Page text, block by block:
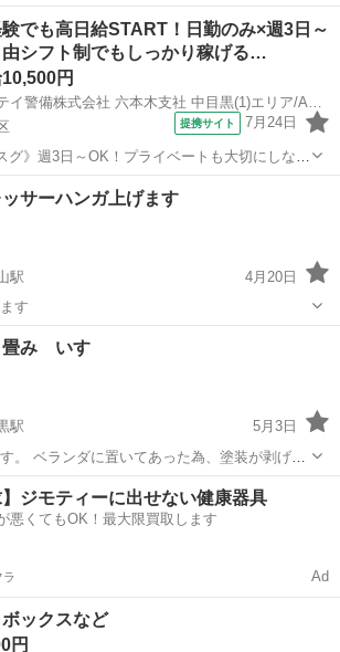
です。 本来は自身で組み立てな
が、組み立て済みなので、手間もなく、お持
いた...
芸大学駅 ドレッサー コンセント
でも高日給START！日勤のみ×週3日～
シフト制でもしっかり稼げる…
10,500円
提携サイト 7月24日
森タワーのゲート管理のお仕事！ 社員さんや
々の 対応がメインだから 未経験でも安心して
備員
ッサーハンガ上げます
駅
4月20日
す
岡山駅 ドレッサー
畳み いす
駅
5月3日
。 ベランダに置いてあった為、塗装が剥げて
目黒駅 ドレッサー ベランダ
】ジモティーに出せない健康器具
悪くてもOK！最大限買取します
ラ Ad
ックスなど
円